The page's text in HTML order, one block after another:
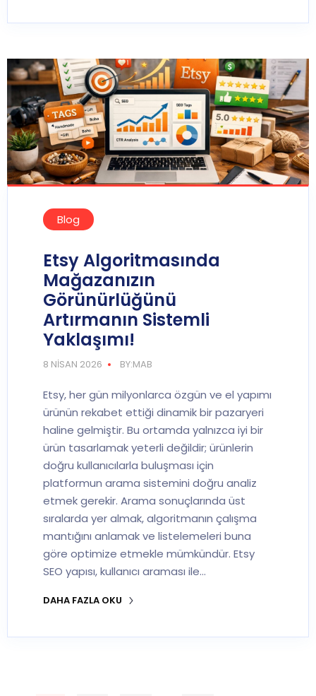
Blog
Etsy Algoritmasında
Mağazanızın
Görünürlüğünü
Artırmanın Sistemli
Yaklaşımı!
8 NISAN 2026 BY:MAB
Etsy, her gün milyonlarca özgün ve el yapımı
ürünün rekabet ettiği dinamik bir pazaryeri
haline gelmiştir. Bu ortamda yalnızca iyi bir
ürün tasarlamak yeterli değildir; ürünlerin
doğru kullanıcılarla buluşması için
platformun arama sistemini doğru analiz
etmek gerekir. Arama sonuçlarında üst
sıralarda yer almak, algoritmanın çalışma
mantığını anlamak ve listelemeleri buna
göre optimize etmekle mümkündür. Etsy
SEO yapısı, kullanıcı araması ile…
DAHA FAZLA OKU